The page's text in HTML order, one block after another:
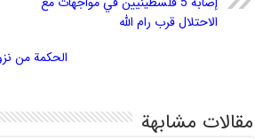
الاحتلال قرب رام الله
الحكمة من
مقالات مشابهة